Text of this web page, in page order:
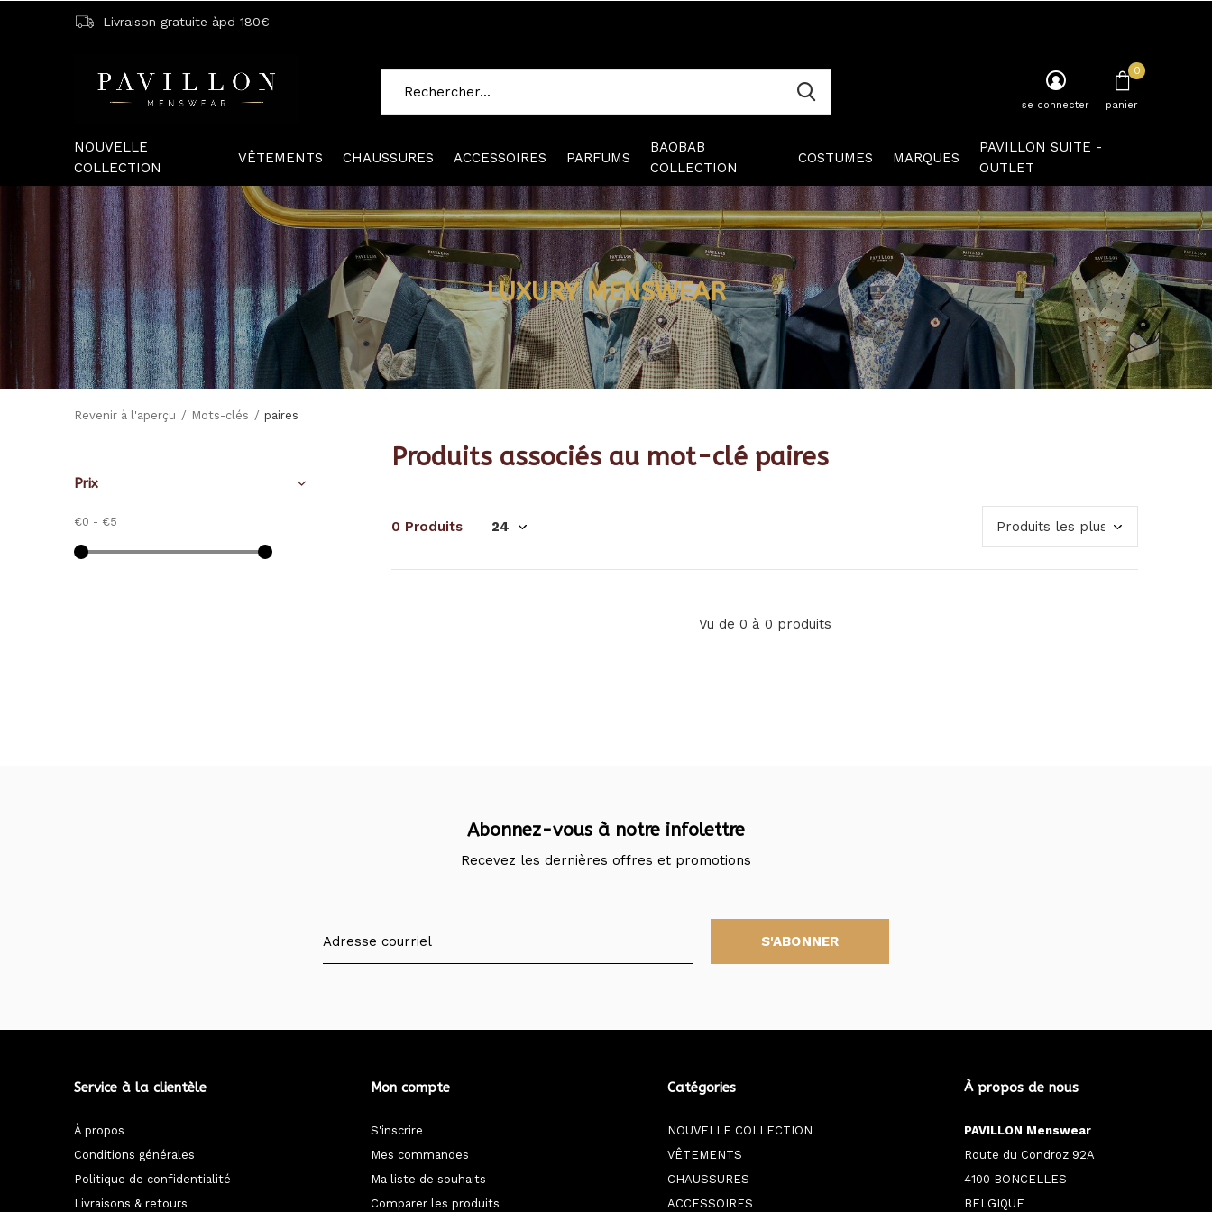
NOUVELLE
COLLECTION
VÊTEMENTS CHAUSSURES ACCESSOIRES PARFUMS
BAOBAB
COLLECTION
COSTUMES MARQUES
PAVILLON SUITE -
OUTLET
se connecter panier
0
Livraison gratuite àpd 180€
LUXURY MENSWEAR
Revenir à l'aperçu Mots-clés paires
Produits associés au mot-clé paires
0 Produits
Vu de 0 à 0 produits
Prix
€0 - €5
Abonnez-vous à notre infolettre
Recevez les dernières offres et promotions
S'ABONNER
Service à la clientèle
À propos
Conditions générales
Politique de confidentialité
Livraisons & retours
Mon compte
S'inscrire
Mes commandes
Ma liste de souhaits
Comparer les produits
Catégories
NOUVELLE COLLECTION
VÊTEMENTS
CHAUSSURES
ACCESSOIRES
À propos de nous
PAVILLON Menswear
Route du Condroz 92A
4100 BONCELLES
BELGIQUE